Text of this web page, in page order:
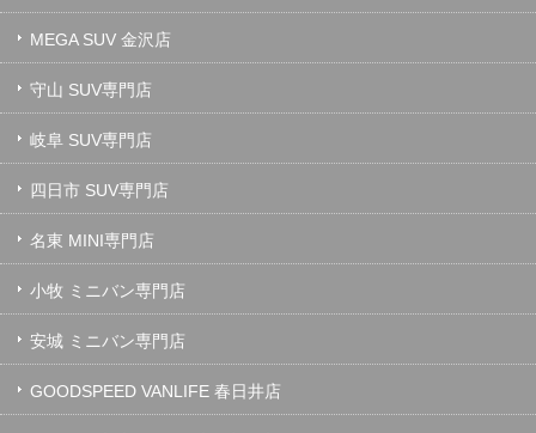
MEGA SUV 金沢店
守山 SUV専門店
岐阜 SUV専門店
四日市 SUV専門店
名東 MINI専門店
小牧 ミニバン専門店
安城 ミニバン専門店
GOODSPEED VANLIFE 春日井店